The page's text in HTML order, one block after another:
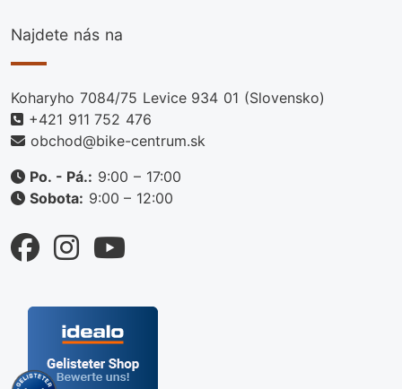
Najdete nás na
Koharyho 7084/75 Levice 934 01 (Slovensko)
+421 911 752 476
obchod@bike-centrum.sk
Po. - Pá.: 9:00 – 17:00
Sobota: 9:00 – 12:00